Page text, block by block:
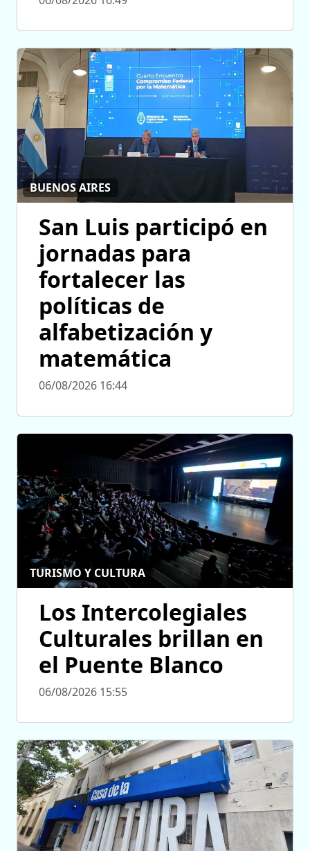
BUENOS AIRES
San Luis participó en
jornadas para
fortalecer las
políticas de
alfabetización y
matemática
06/08/2026 16:44
TURISMO Y CULTURA
Los Intercolegiales
Culturales brillan en
el Puente Blanco
06/08/2026 15:55